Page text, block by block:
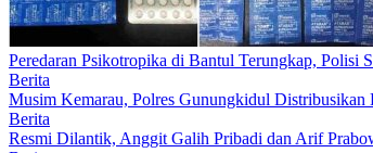
Peredaran Psikotropika di Bantul Terungkap, Polisi
Berita
Musim Kemarau, Polres Gunungkidul
Berita
Resmi Dilantik, Anggit Galih Pribadi dan Arif